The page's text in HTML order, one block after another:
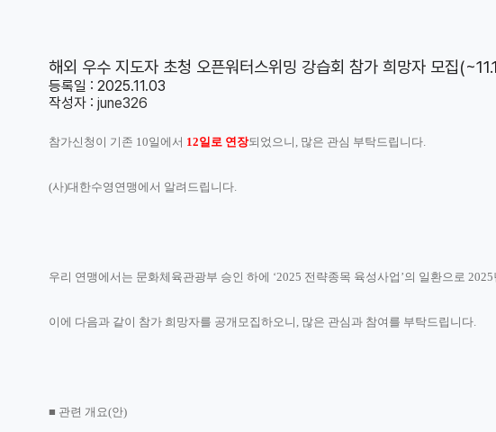
해외 우수 지도자 초청 오픈워터스위밍 강습회 참가 희망자 모집
등록일 : 2025.11.03
작성자 : june326
참가신청이 기존 10일에서 12일로 연장되었으니, 많은 관심 부탁드립니다.
(사)대한수영연맹에서 알려드립니다.
우리 연맹에서는 문화체육관광부 승인 하에 ‘2025 전략종목 육성사업 ’의 일환으로 2025
이에 다음과 같이 참가 희망자를 공개모집하오니 , 많은 관심과 참여를 부탁드립니다.
■ 관련 개요(안)